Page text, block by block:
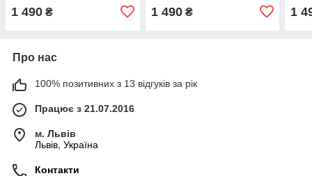
Молода левиця"
1 490 ₴
Ніч"
1 490₴ 1
Про нас
100% позитивних з 13 відгуків за рік
Працює з 21.07.2016
м. Львів
Львів, Україна
Контакти